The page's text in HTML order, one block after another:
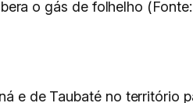
o gás de folhelho
e de Taubaté no território